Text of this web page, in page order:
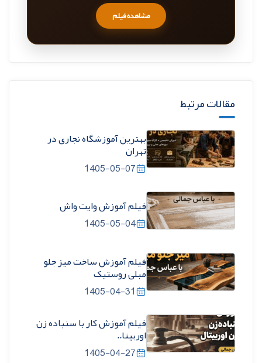
مشاهده فیلم
مقالات مرتبط
بهترین آموزشگاه نجاری در
تهران
1405-05-07
فیلم آموزش وایت واش
1405-05-04
فیلم آموزش ساخت میز جلو
مبلی روستیک
1405-04-31
فیلم آموزش کار با سنباده زن
اوربیتا..
1405-04-27